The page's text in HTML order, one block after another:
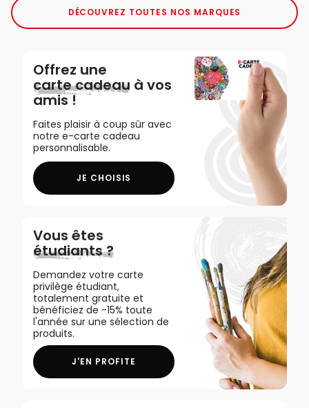
DÉCOUVREZ TOUTES NOS MARQUES
Offrez une
carte cadeau à vos
amis !
Faites plaisir à coup sûr avec
notre e-carte cadeau
personnalisable.
JE CHOISIS
Vous êtes
étudiants ?
Demandez votre carte
privilège étudiant,
totalement gratuite et
bénéficiez de -15% toute
l'année sur une sélection de
produits.
J'EN PROFITE